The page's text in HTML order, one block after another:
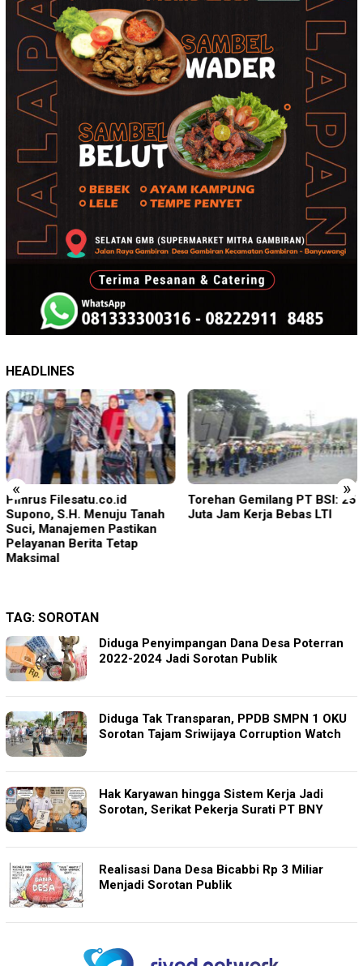
HEADLINES
« »
Pimrus Filesatu.co.id
Supono, S.H. Menuju Tanah
Suci, Manajemen Pastikan
Pelayanan Berita Tetap
Maksimal
Torehan Gemilang PT BSI: 25
Juta Jam Kerja Bebas LTI
TAG: SOROTAN
Diduga Penyimpangan Dana Desa Poterran
2022-2024 Jadi Sorotan Publik
Diduga Tak Transparan, PPDB SMPN 1 OKU
Sorotan Tajam Sriwijaya Corruption Watch
Hak Karyawan hingga Sistem Kerja Jadi
Sorotan, Serikat Pekerja Surati PT BNY
Realisasi Dana Desa Bicabbi Rp 3 Miliar
Menjadi Sorotan Publik